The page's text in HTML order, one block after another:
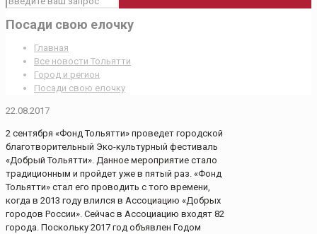
Посади свою елочку
Главная
Все новости Тольятти
Город и регион
Посади свою елочку
22.08.2017
2 сентября «Фонд Тольятти» проведет городской
благотворительный Эко-культурный фестиваль
«Добрый Тольятти». Данное мероприятие стало
традиционным и пройдет уже в пятый раз. «Фонд
Тольятти» стал его проводить с того времени,
когда в 2013 году влился в Ассоциацию «Добрых
городов России». Сейчас в Ассоциацию входят 82
города. Поскольку 2017 год объявлен Годом